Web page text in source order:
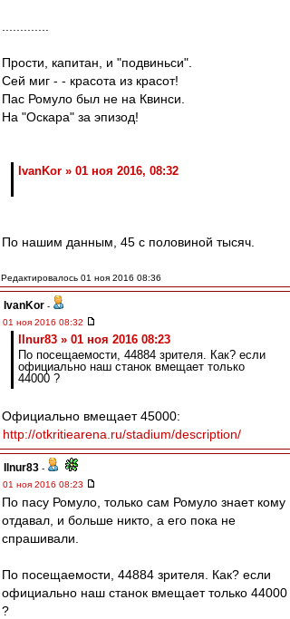
Прости, капитан, и "подвиньси".
Сей миг - - красота из красот!
Пас Ромуло был не на Квинси.
На "Оскара" за эпизод!
IvanKor » 01 ноя 2016, 08:32
По нашим данным, 45 с половиной тысяч.
Редактировалось 01 ноя 2016 08:36
IvanKor -
01 ноя 2016 08:32
Ilnur83 » 01 ноя 2016 08:23
По посещаемости, 44884 зрителя. Как? если
официально наш станок вмещает только
44000 ?
Официально вмещает 45000:
http://otkritiearena.ru/stadium/description/
Ilnur83 -
01 ноя 2016 08:23
По пасу Ромуло, только сам Ромуло знает кому
отдавал, и больше никто, а его пока не
спрашивали.
По посещаемости, 44884 зрителя. Как? если
официально наш станок вмещает только 44000
?